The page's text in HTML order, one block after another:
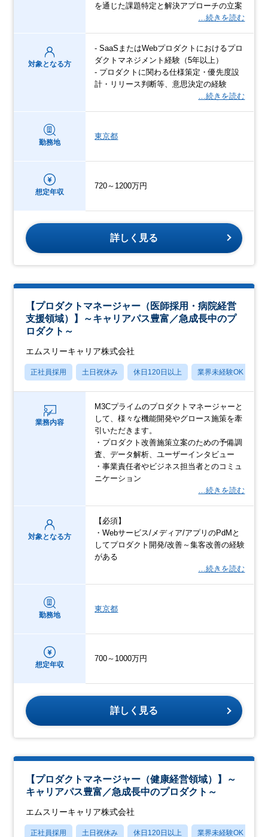
を通じた課題特定と解決アプローチの立案
…続きを読む
対象となる方
- SaaSまたはWebプロダクトにおけるプロ
ダクトマネジメント経験（5年以上）
- プロダクトに関わる仕様策定・優先度設
計・リリース判断等、意思決定の経験
…続きを読む
勤務地
東京都
想定年収
720～1200万円
詳しく見る
【プロダクトマネージャー（医師採用・病院経営
支援領域）】～キャリアパス豊富／急成長中のプ
ロダクト～
エムスリーキャリア株式会社
正社員採用 土日祝休み 休日120日以上 業界未経験OK
業務内容
M3Cプライムのプロダクトマネージャーと
して、様々な機能開発やグロース施策を牽
引いただきます。
・プロダクト改善施策立案のための予備調
査、データ解析、ユーザーインタビュー
・事業責任者やビジネス担当者とのコミュ
ニケーション
…続きを読む
対象となる方
【必須】
・Webサービス/メディア/アプリのPdMと
してプロダクト開発/改善～集客改善の経験
がある
…続きを読む
勤務地
東京都
想定年収
700～1000万円
詳しく見る
【プロダクトマネージャー（健康経営領域）】～
キャリアパス豊富／急成長中のプロダクト～
エムスリーキャリア株式会社
正社員採用 土日祝休み 休日120日以上 業界未経験OK